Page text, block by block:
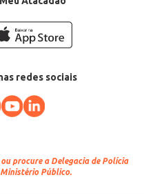
redes sociais
procure a Delegacia de Polícia
Público.